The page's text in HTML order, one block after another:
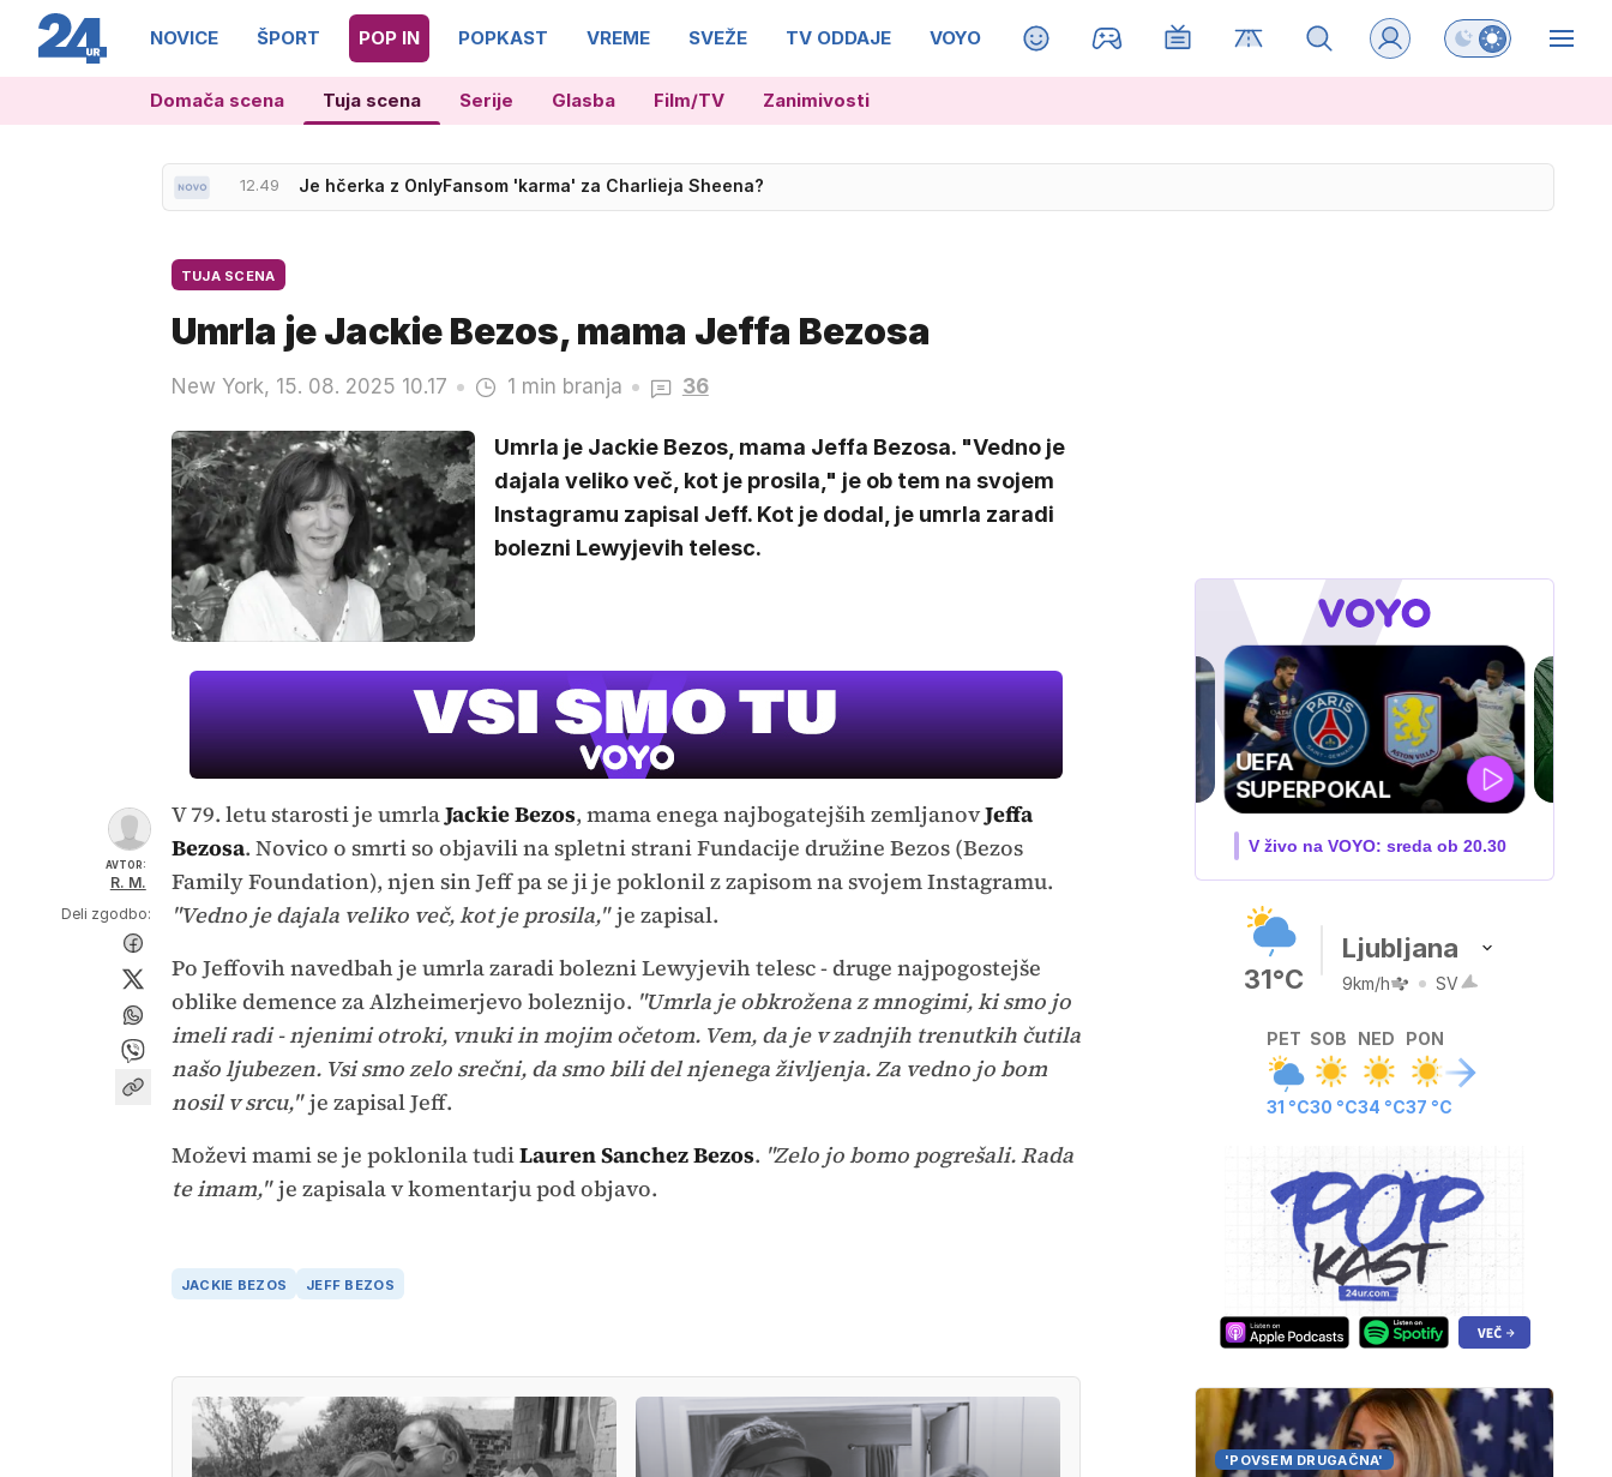
NOVICE ŠPORT POP IN POPKAST VREME SVEŽE TV ODDAJE VOYO MAGAZIN Preklopi barvni
Domača scena Tuja scena Serije Glasba Film/TV Zanimivosti
13.22 V živo na VOYO: Prvi prosti trening MotoGP, ki odpira drugi del sezone
TUJA SCENA
Umrla je Jackie Bezos, mama Jeffa Bezosa
New York, 15. 08. 2025 10.17 1 min branja 36
Umrla je Jackie Bezos, mama Jeffa Bezosa. "Vedno je
dajala veliko več, kot je prosila," je ob tem na svojem
Instagramu zapisal Jeff. Kot je dodal, je umrla zaradi
bolezni Lewyjevih telesc.
AVTOR:
R. M.
Deli zgodbo:
V 79. letu starosti je umrlaJackie Bezos, mama enega najbogatejših zemljanovJeffa
Bezosa. Novico o smrti so objavili na spletni strani Fundacije družine Bezos (Bezos
Family Foundation), njen sin Jeff pa se ji je poklonil z zapisom na svojem Instagramu.
"Vedno je dajala veliko več, kot je prosila,"je zapisal.
Po Jeffovih navedbah je umrla zaradi bolezni Lewyjevih telesc - druge najpogostejše
oblike demence za Alzheimerjevo boleznijo. "Umrla je obkrožena z mnogimi, ki smo jo
imeli radi - njenimi otroki, vnuki in mojim očetom. Vem, da je v zadnjih trenutkih čutila
našo ljubezen. Vsi smo zelo srečni, da smo bili del njenega življenja. Za vedno jo bom
nosil v srcu,"je zapisal Jeff.
Moževi mami se je poklonila tudiLauren Sanchez Bezos. "Zelo jo bomo pogrešali. Rada
te imam,"je zapisala v komentarju pod objavo.
JACKIE BEZOS JEFF BEZOS
UEFA
V živo na VOYO: sreda ob 20.30
31°C
Ljubljana
9km/h SV
PET
31 °C
SOB
30 °C
NED
34 °C
PON
37 °C
'POVSEM DRUGAČNA'